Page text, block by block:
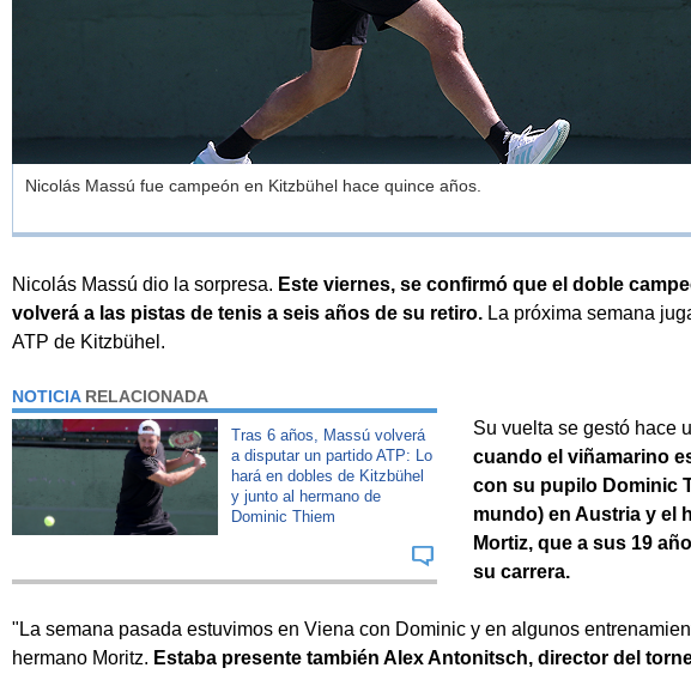
Nicolás Massú fue campeón en Kitzbühel hace quince años.
Nicolás Massú dio la sorpresa. Este viernes, se confirmó que el doble
volverá a las pistas de tenis a seis años de su retiro. La próxima semana
ATP de Kitzbühel.
NOTICIARELACIONADA
Tras 6 años, Massú volverá
a disputar un partido ATP: Lo
hará en dobles de Kitzbühel
y junto al hermano de
Dominic Thiem
Su vuelta se gestó hace
cuando el viñamarino
con su pupilo Dominic
mundo) en Austria y el
Mortiz, que a sus 19
su carrera.
"La semana pasada estuvimos en Viena con Dominic y en algunos
hermano Moritz. Estaba presente también Alex Antonitsch, director del